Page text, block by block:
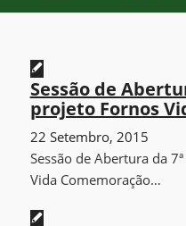
Sessão de
projeto Fornos
22 Setembro, 2015
Sessão de Abertura da
Vida Comemoração…